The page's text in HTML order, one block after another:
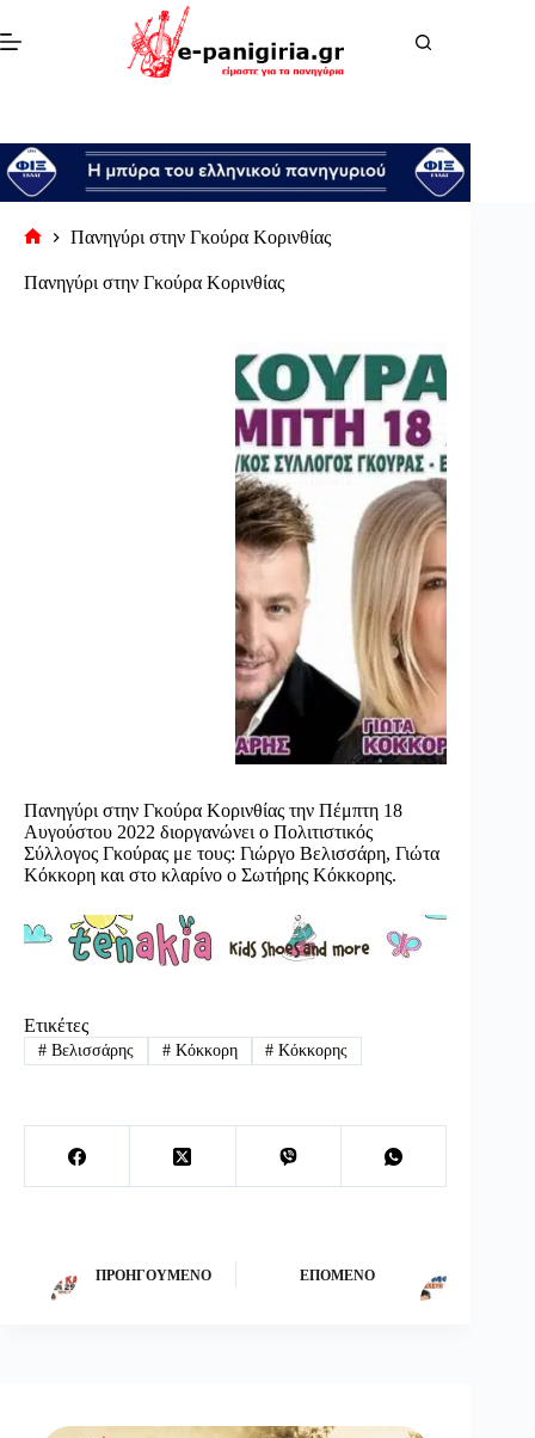
στο
περιεχόμενο
σελίδα
Πανηγύρι στην Γκούρα Κορινθίας
Πανηγύρι στην Γκούρα Κορινθίας
Πανηγύρι στην Γκούρα Κορινθίας την Πέμπτη 18
Αυγούστου 2022 διοργανώνει ο Πολιτιστικός
Σύλλογος Γκούρας με τους: Γιώργο Βελισσάρη, Γιώτα
Κόκκορη και στο κλαρίνο ο Σωτήρης Κόκκορης.
Ετικέτες
#Βελισσάρης #Κόκκορη # Κόκκορης
ΠΡΟΗΓΟΎΜΕΝΟ ΕΠΌΜΕΝΟ